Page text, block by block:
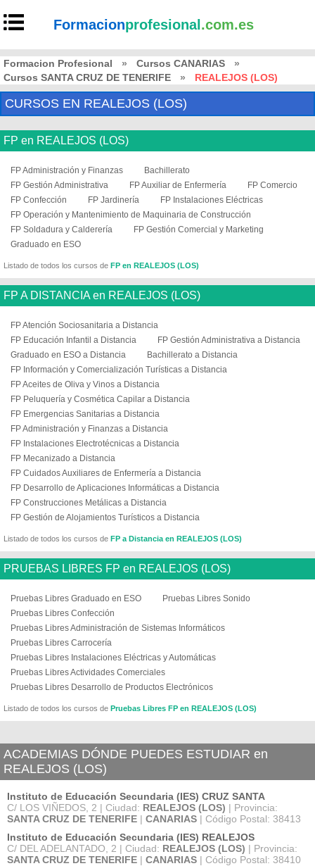
Formacionprofesional .com.es
Formacion Profesional » Cursos CANARIAS
»
Cursos SANTA CRUZ DE TENERIFE
» REALEJOS (LOS)
CURSOS EN REALEJOS (LOS)
FP en REALEJOS (LOS)
FP Administración y Finanzas
Bachillerato
FP Gestión Administrativa
FP Auxiliar de Enfermería
FP Comercio
FP Confección
FP Jardinería
FP Instalaciones Eléctricas
FP Operación y Mantenimiento de Maquinaria de Construcción
FP Soldadura y Calderería
FP Gestión Comercial y Marketing
Graduado en ESO
Listado de todos los cursos de FP en REALEJOS (LOS)
FP A DISTANCIA en REALEJOS (LOS)
FP Atención Sociosanitaria a Distancia
FP Educación Infantil a Distancia
FP Gestión Administrativa a Distancia
Graduado en ESO a Distancia
Bachillerato a Distancia
FP Información y Comercialización Turísticas a Distancia
FP Aceites de Oliva y Vinos a Distancia
FP Peluquería y Cosmética Capilar a Distancia
FP Emergencias Sanitarias a Distancia
FP Administración y Finanzas a Distancia
FP Instalaciones Electrotécnicas a Distancia
FP Mecanizado a Distancia
FP Cuidados Auxiliares de Enfermería a Distancia
FP Desarrollo de Aplicaciones Informáticas a Distancia
FP Construcciones Metálicas a Distancia
FP Gestión de Alojamientos Turísticos a Distancia
Listado de todos los cursos de FP a Distancia en REALEJOS (LOS)
PRUEBAS LIBRES FP en REALEJOS (LOS)
Pruebas Libres Graduado en ESO
Pruebas Libres Sonido
Pruebas Libres Confección
Pruebas Libres Administración de Sistemas Informáticos
Pruebas Libres Carrocería
Pruebas Libres Instalaciones Eléctricas y Automáticas
Pruebas Libres Actividades Comerciales
Pruebas Libres Desarrollo de Productos Electrónicos
Listado de todos los cursos de Pruebas Libres FP en REALEJOS (LOS)
ACADEMIAS DÓNDE PUEDES ESTUDIAR en
REALEJOS (LOS)
Instituto de Educación Secundaria (IES) CRUZ SANTA
C/ LOS VIÑEDOS, 2 | Ciudad: REALEJOS (LOS) | Provincia:
SANTA CRUZ DE TENERIFE | CANARIAS | Código Postal: 38413
Instituto de Educación Secundaria (IES) REALEJOS
C/ DEL ADELANTADO, 2 | Ciudad: REALEJOS (LOS) | Provincia:
SANTA CRUZ DE TENERIFE | CANARIAS | Código Postal: 38410